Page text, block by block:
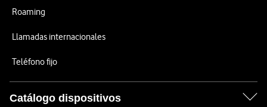
Roaming
Llamadas internacionales
Teléfono fijo
Catálogo dispositivos